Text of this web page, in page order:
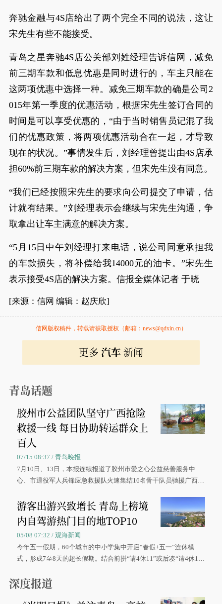
奔驰金融与4S店给出了两个完全不同的说法，这让
宋先生有些不能接受。
青岛之星奔驰4S店公关部刘姓经理告诉信网，减免
前三期车款和低息优惠是同时进行的，车主只能在
这两项优惠中选择一种。减免三期车款的确是公司2
015年第一季度的优惠活动，根据宋先生签订合同的
时间是可以享受优惠的，“由于当时销售员记混了我
们的优惠政策，将两项优惠活动合在一起，才导致
现在的状况。”事情发生后，刘经理曾提出由4S店承
担60%前三期车款的解决方案，但宋先生没有同意。
“我们已经按照宋先生的要求向公司提交了申请，估
计就有结果。”刘经理表示会继续与宋先生沟通，争
取拿出让车主满意的解决方案。
“5月15日中午刘经理打来电话，说公司同意承担我
的车款损失，将补偿给我14000元的油卡。”宋先生
表示接受4S店的解决方案。信报全媒体记者 于晓
[来源：信网 编辑：赵庆欣]
信网版权稿件，转载请获取授权（邮箱：news@qdxin.cn）
更多 汽车新闻
青岛话题
胶州市公益团队坚守广西抢险
救援一线 每日协助转运群众上
百人
07/15 08:37 / 青岛晚报
7月10日、13日，本报连续报道了胶州市爱之心公益慈善服务中
心、市退役军人兵锋应急救援队火速集结16名骨干队员驰援广西灾
游客出游兴致增长 青岛上榜境
内自驾游热门目的地TOP10
05/08 07:32 / 观海新闻
今年五一假期，60个城市的中小学集中开启“春假+五一”连休模
式，形成7至8天的超长假期。结合前拼“请4休11”或后凑“请4休1
深度报道